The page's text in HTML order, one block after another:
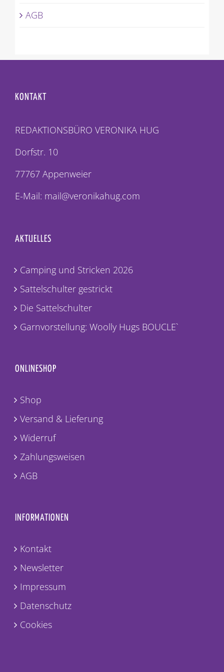
AGB
KONTAKT
REDAKTIONSBÜRO VERONIKA HUG
Dorfstr. 10
77767 Appenweier
E-Mail: mail@veronikahug.com
AKTUELLES
Camping und Stricken 2026
Sattelschulter gestrickt
Die Sattelschulter
Garnvorstellung: Woolly Hugs BOUCLE`
ONLINESHOP
Shop
Versand & Lieferung
Widerruf
Zahlungsweisen
AGB
INFORMATIONEN
Kontakt
Newsletter
Impressum
Datenschutz
Cookies